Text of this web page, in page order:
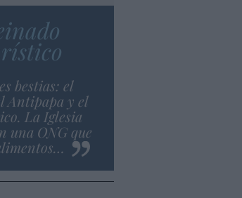
bestias: el
Antipapa y el
La Iglesia
una ONG que